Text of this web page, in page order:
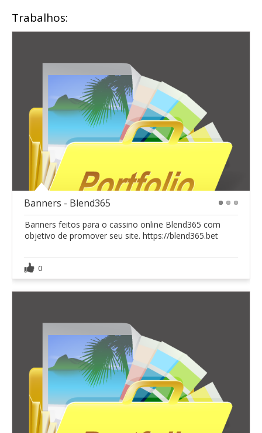
Trabalhos:
Banners - Blend365
Banners feitos para o cassino online Blend365 com
objetivo de promover seu site. https://blend365.bet
0